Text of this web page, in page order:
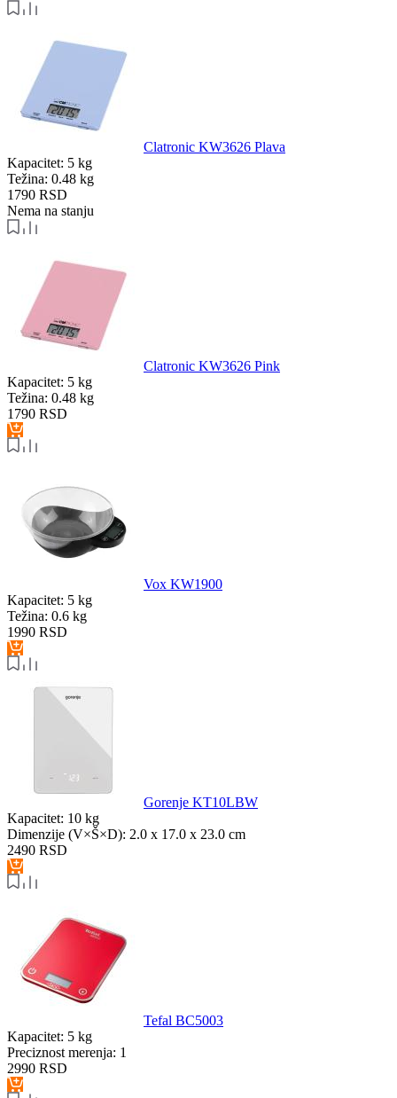
Clatronic KW3626 Plava
Kapacitet: 5 kg
Težina: 0.48 kg
1790 RSD
Nema na stanju
Clatronic KW3626 Pink
Kapacitet: 5 kg
Težina: 0.48 kg
1790 RSD
Vox KW1900
Kapacitet: 5 kg
Težina: 0.6 kg
1990 RSD
Gorenje KT10LBW
Kapacitet: 10 kg
Dimenzije (V×Š×D): 2.0 x 17.0 x 23.0 cm
2490 RSD
Tefal BC5003
Kapacitet: 5 kg
Preciznost merenja: 1
2990 RSD